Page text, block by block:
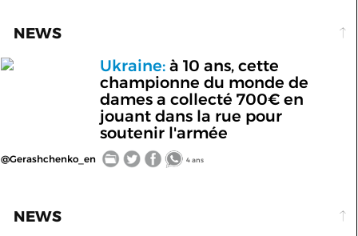
NEWS
Ukraine:à 10 ans, cette
championne du monde de
dames a collecté 700€ en
jouant dans la rue pour
soutenir l'armée
@Gerashchenko_en 4 ans
NEWS